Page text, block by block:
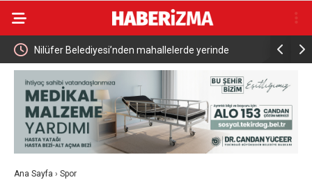
Nilüfer Belediyesi’nden mahallelerde yerinde
inceleme Tanıtıldı
Ana Sayfa › Spor